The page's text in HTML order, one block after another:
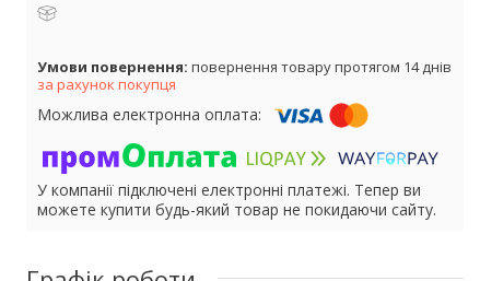
повернення товару протягом 14 днів
за рахунок покупця
У компанії підключені електронні платежі. Тепер ви
можете купити будь-який товар не покидаючи сайту.